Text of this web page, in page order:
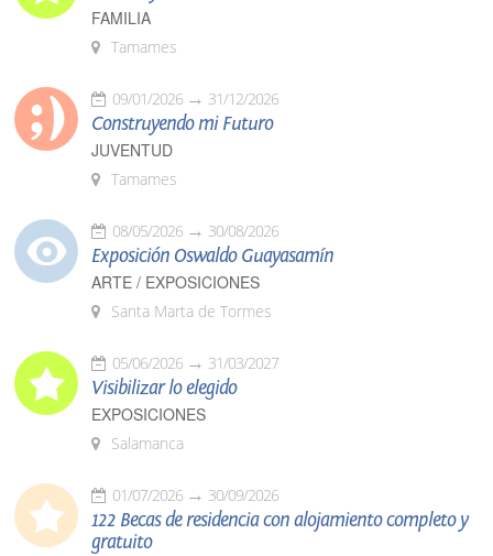
FAMILIA
Tamames
09/01/2026 31/12/2026
Construyendo mi Futuro
JUVENTUD
Tamames
08/05/2026 30/08/2026
Exposición Oswaldo Guayasamín
ARTE / EXPOSICIONES
Santa Marta de Tormes
05/06/2026 31/03/2027
Visibilizar lo elegido
EXPOSICIONES
Salamanca
01/07/2026 30/09/2026
122 Becas de residencia con alojamiento completo y
gratuito